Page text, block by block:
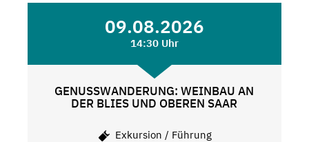
09.08.2026
14:30 Uhr
GENUSSWANDERUNG: WEINBAU AN
DER BLIES UND OBEREN SAAR
Exkursion / Führung